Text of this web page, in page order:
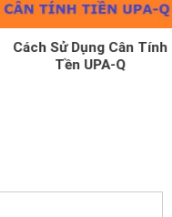
Cách Sử Dụng Cân Tính
Tền UPA-Q